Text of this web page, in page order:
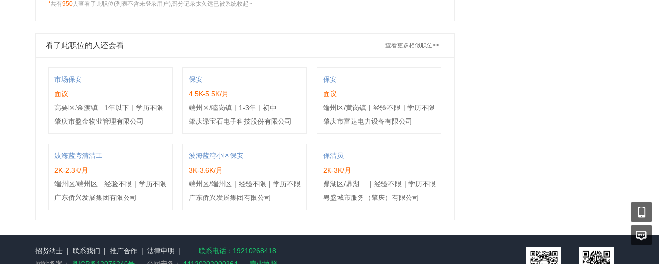
何** 男 | 38岁 | 中专 | 5-10年
林** 男 | 47岁 | 大专 | 10年以上
女 | 34岁 | 大专 | 3-5年
谭** 女 | 47岁 | 中技 | 10年以上 2024-04-06
李** 女 | 37岁 | 中技 | 10年以上
男 | 40岁 | 中专 | 10年以上
李** 男 | 38岁 | 本科 | 1年以下 2024-01-02
张** 女 | 29岁 | 中专 | 3-5年
*共有950人查看了此职位(列表不含未登录用户),部分记录太久远已被系统收起~
看了此职位的人还会看 查看更多相似职位>>
市场保安
面议
高要区/金渡镇 | 1年以下 | 学历不限
肇庆市盈金物业管理有限公司
保安
4.5K-5.5K/月
端州区/睦岗镇 | 1-3年 | 初中
肇庆绿宝石电子科技股份有限公司
保安
面议
端州区/黄岗镇 | 经验不限 | 学历不限
肇庆市富达电力设备有限公司
波海蓝湾清洁工
2K-2.3K/月
端州区/端州区 | 经验不限 | 学历不限
广东侨兴发展集团有限公司
波海蓝湾小区保安
3K-3.6K/月
端州区/端州区 | 经验不限 | 学历不限
广东侨兴发展集团有限公司
保洁员
2K-3K/月
| 经验不限 | 学历不限
粤盛城市服务（肇庆）有限公司
招贤纳士 | 联系我们 | 推广合作 | 法律申明 |
联系电话：19210268418